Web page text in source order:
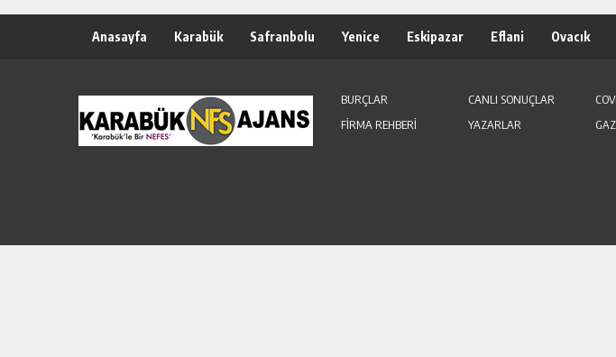
Anasayfa Karabük Safranbolu Yenice Eskipazar Eflani Ovacık
BURÇLAR CANLI SONUÇLAR
FİRMA REHBERİ
YAZARLAR